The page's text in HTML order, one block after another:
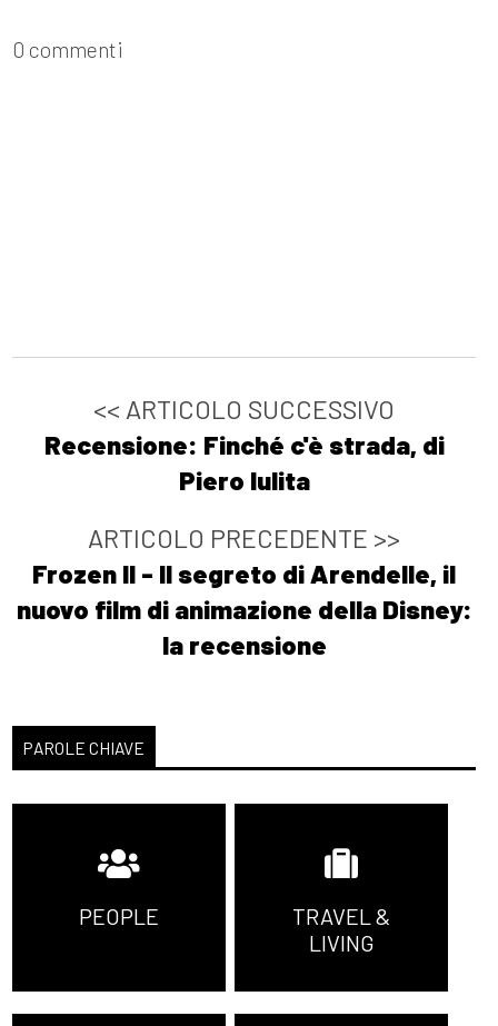
0 commenti
<< ARTICOLO SUCCESSIVO
Recensione: Finché c'è strada, di
Piero Iulita
ARTICOLO PRECEDENTE >>
Frozen II - Il segreto di Arendelle, il
nuovo film di animazione della Disney:
la recensione
PAROLE CHIAVE
PEOPLE
TRAVEL &
LIVING